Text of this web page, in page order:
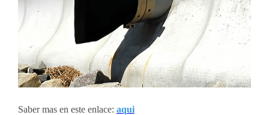
Saber mas en este enlace: aqui